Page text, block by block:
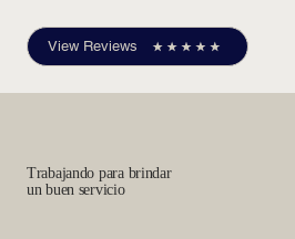
View Reviews
Trabajando para brindar
un buen servicio